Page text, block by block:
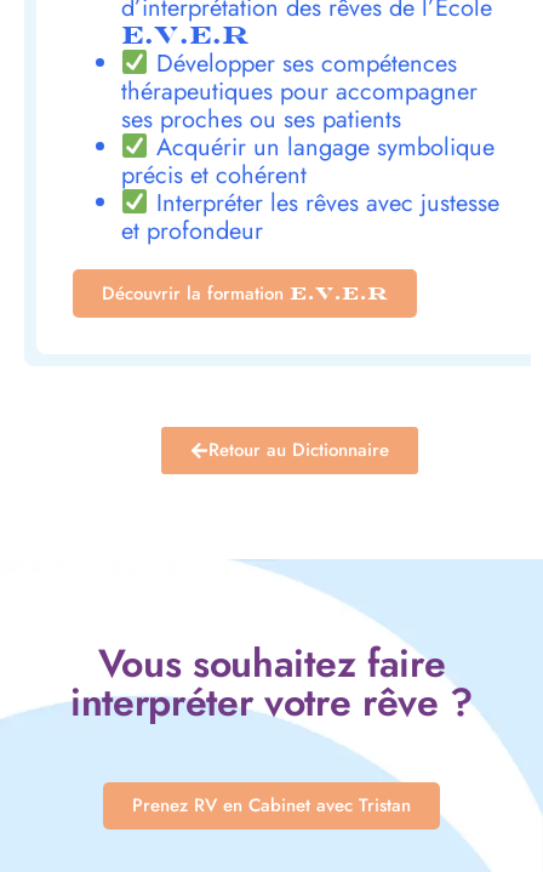
d’interprétation des rêves de l’École
E.V.E.R
Développer ses compétences
thérapeutiques pour accompagner
ses proches ou ses patients
Acquérir un langage symbolique
précis et cohérent
Interpréter les rêves avec justesse
et profondeur
Découvrir la formation E.V.E.R
Retour au Dictionnaire
Vous souhaitez faire
interpréter votre rêve ?
Prenez RV en Cabinet avec Tristan